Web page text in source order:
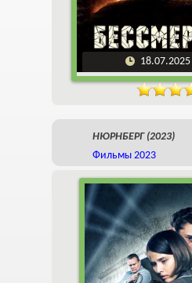
18.07.2025
НЮРНБЕРГ (2023)
Фильмы 2023